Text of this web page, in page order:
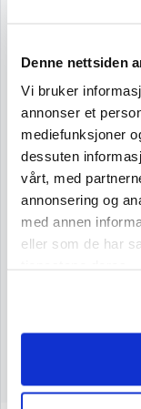
Denne nettsiden
Vi bruker
annonser et
mediefunksjoner
dessuten
vårt, med
annonsering og
med annen
eller som de har
Nutritional
Nutritional
Net Weight: 70 g
Energy
Saturated Fatty
Carbohydrates